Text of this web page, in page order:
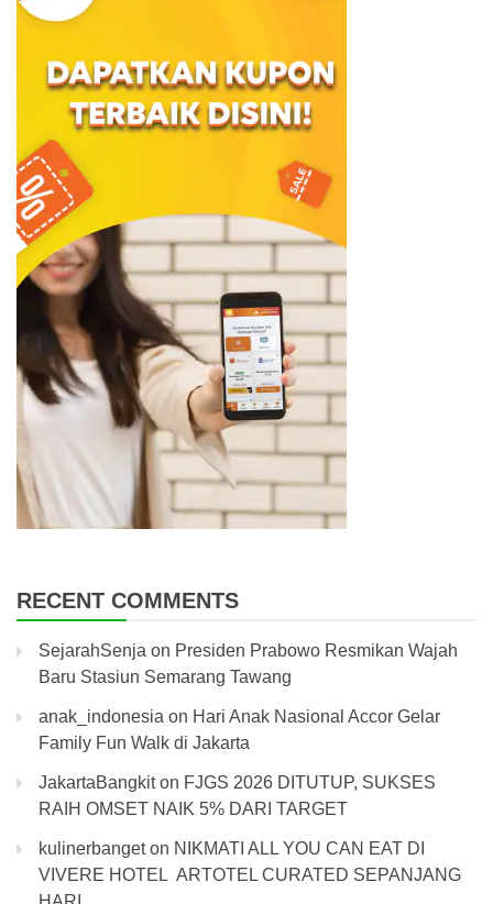
RECENT COMMENTS
SejarahSenja on Presiden Prabowo Resmikan Wajah
Baru Stasiun Semarang Tawang
anak_indonesia on Hari Anak Nasional Accor Gelar
Family Fun Walk di Jakarta
JakartaBangkiton FJGS 2026 DITUTUP, SUKSES
RAIH OMSET NAIK 5% DARI TARGET
kulinerbangeton NIKMATI ALL YOU CAN EAT DI
VIVERE HOTEL ARTOTEL CURATED SEPANJANG